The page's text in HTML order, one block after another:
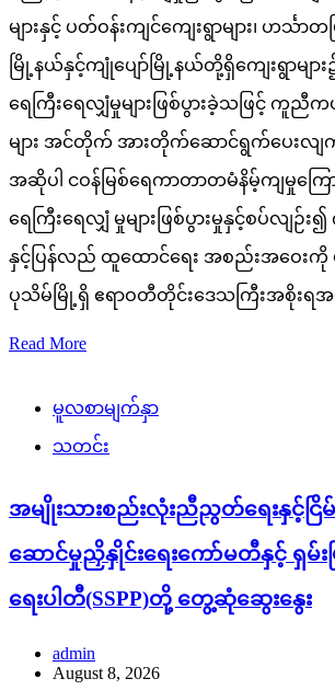
များနှင့် ပတ်ဝန်းကျင်ကျေးရွာများ၊ ဟင်္သ
မြို့နယ်နှင့်ကျုံပျော်မြို့နယ်တို့ရှိကျေးရွာမျာ
ရေကြီးရေလျှံမှုများဖြစ်ပွားခဲ့သဖြင့် ကူ
များ အင်တိုက် အားတိုက်ဆောင်ရွက်ပ
အဆိုပါ ငဝန်မြစ်ရေကာတာတမံနိမ့်ကျမှုကြေ
ရေကြီးရေလျှံ မှုများဖြစ်ပွားမှုနှင့်စပ်လ
နှင့်ပြန်လည် ထူထောင်ရေး အစည်းအဝေးကို
ပုသိမ်မြို့ရှိ ဧရာဝတီတိုင်းဒေသကြီးအစိုးရအ
Read More
မူလစာမျက်နှာ
သတင်း
အမျိုးသားစည်းလုံးညီညွတ်ရေးနှင့်ငြိမ်း
ဆောင်မှုညှိနှိုင်းရေးကော်မတီနှင့် ရှမ်
ရေးပါတီ(SSPP)တို့ တွေ့ဆုံဆွေးနွေး
admin
August 8, 2026